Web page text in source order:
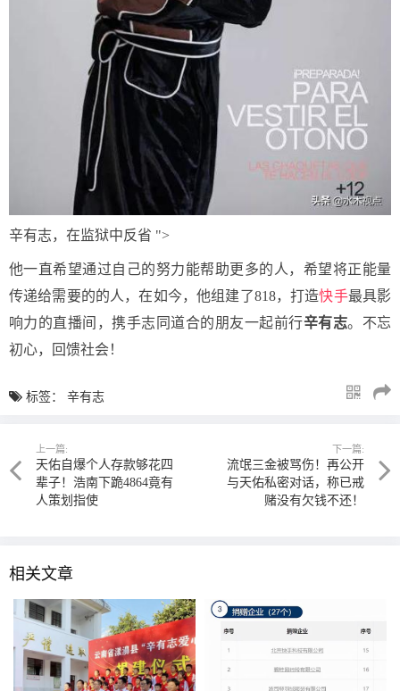
辛有志，在监狱中反省 ">
他一直希望通过自己的努力能帮助更多的人，希望将正能量
传递给需要的的人，在如今，他组建了818，打造快手最具影
响力的直播间，携手志同道合的朋友一起前行辛有志。不忘
初心，回馈社会！
标签： 辛有志
上一篇:
天佑自爆个人存款够花四
辈子！浩南下跪4864竟有
人策划指使
下一篇:
流氓三金被骂伤！再公开
与天佑私密对话，称已戒
赌没有欠钱不还！
相关文章